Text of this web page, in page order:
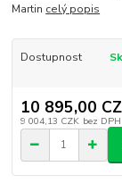
Martin celý popis
Dostupnost
10 895,00
9 004,13 CZK bez DPH